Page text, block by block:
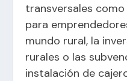
transversales
para
mundo rural, la
rurales o las
instalación de